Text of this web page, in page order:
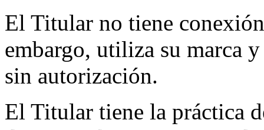
El Titular no tiene
embargo, utiliza su marca
sin autorización.
El Titular tiene la práctica